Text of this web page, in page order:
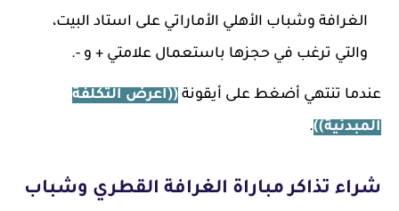
الغرافة وشباب الأهلي الأماراتي على استاد البيت،
والتي ترغب في حجزها باستعمال علامتي + و -.
عندما تنتهي أضغط على أيقونة ((اعرض التكلفة
المبدئية)).
شراء تذاكر مباراة الغرافة القطري وشباب